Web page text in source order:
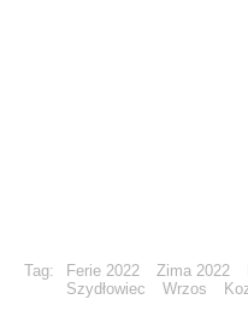
Tag: Ferie 2022 Zima 2022
Szydłowiec
Wrzos